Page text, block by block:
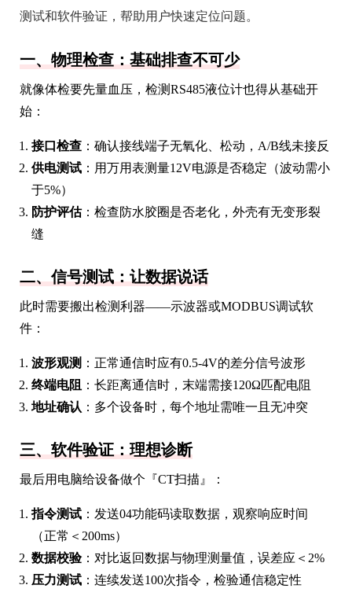
测试和软件验证，帮助用户快速定位问题。
一、物理检查：基础排查不可少
就像体检要先量血压，检测RS485液位计也得从基础开
始：
接口检查 ：确认接线端子无氧化、松动，A/B线未接反
供电测试 ：用万用表测量12V电源是否稳定（波动需小
于5%）
防护评估：检查防水胶圈是否老化，外壳有无变形裂
缝
二、信号测试：让数据说话
此时需要搬出检测利器——示波器或MODBUS调试软
件：
波形观测 ：正常通信时应有0.5-4V的差分信号波形
终端电阻 ：长距离通信时，末端需接120Ω匹配电阻
地址确认 ：多个设备时，每个地址需唯一且无冲突
三、软件验证：理想诊断
最后用电脑给设备做个『CT扫描』：
指令测试 ：发送04功能码读取数据，观察响应时间
（正常＜200ms）
数据校验：对比返回数据与物理测量值，误差应＜2%
压力测试 ：连续发送100次指令，检验通信稳定性